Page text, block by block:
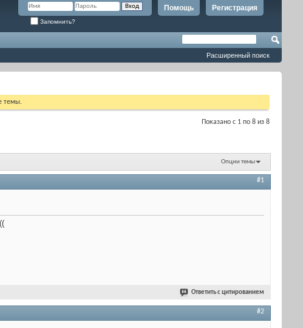
Регистрация
Помощь
Запомнить?
Расширенный поиск
темы.
Показано с 1 по 8 из 8
Опции темы
#1
Ответить с цитированием
#2